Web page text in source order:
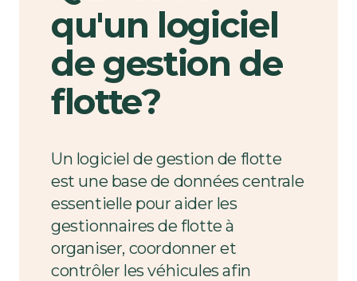
qu'un logiciel
de gestion de
flotte?
Un logiciel de gestion de flotte
est une base de données centrale
essentielle pour aider les
gestionnaires de flotte à
organiser, coordonner et
contrôler les véhicules afin